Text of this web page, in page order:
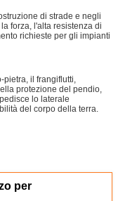
di strade e negli
forza, l'alta resistenza di
richieste per gli impianti
pietra, il frangiflutti,
protezione del pendio,
lo laterale
del corpo della terra.
per